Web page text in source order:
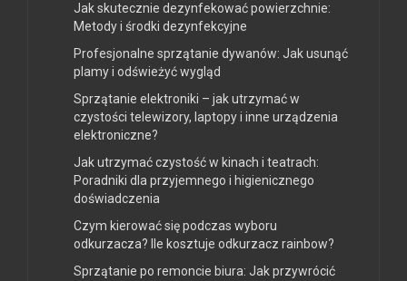
Jak skutecznie dezynfekować powierzchnie:
Metody i środki dezynfekcyjne
Profesjonalne sprzątanie dywanów: Jak usunąć
plamy i odświeżyć wygląd
Sprzątanie elektroniki – jak utrzymać w
czystości telewizory, laptopy i inne urządzenia
elektroniczne?
Jak utrzymać czystość w kinach i teatrach:
Poradniki dla przyjemnego i higienicznego
doświadczenia
Czym kierować się podczas wyboru
odkurzacza? Ile kosztuje odkurzacz rainbow?
Sprzątanie po remoncie biura: Jak przywrócić